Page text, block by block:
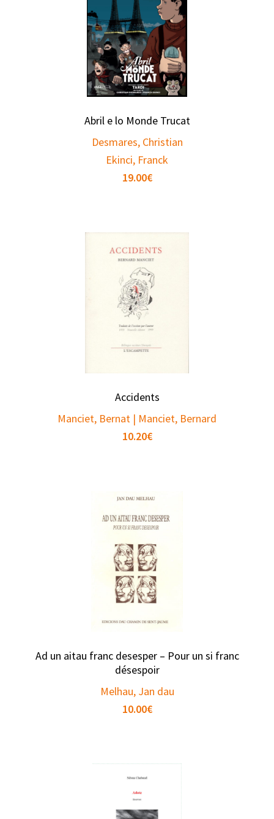
Abril e lo Monde Trucat
Desmares, Christian
Ekinci, Franck
19.00€
Accidents
Manciet, Bernat | Manciet, Bernard
10.20€
Ad un aitau franc desesper – Pour un si franc
désespoir
Melhau, Jan dau
10.00€